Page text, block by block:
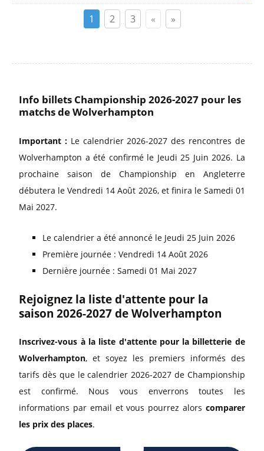
1 2 3 « »
Info billets Championship 2026-2027 pour les
matchs de Wolverhampton
Important : Le calendrier 2026-2027 des rencontres de
Wolverhampton a été confirmé le Jeudi 25 Juin 2026. La
prochaine saison de Championship en Angleterre
débutera le Vendredi 14 Août 2026, et finira le Samedi 01
Mai 2027.
Le calendrier a été annoncé le Jeudi 25 Juin 2026
Première journée : Vendredi 14 Août 2026
Dernière journée : Samedi 01 Mai 2027
Rejoignez la liste d'attente pour la
saison 2026-2027 de Wolverhampton
Inscrivez-vous à la liste d'attente pour la billetterie de
Wolverhampton, et soyez les premiers informés des
tarifs dès que le calendrier 2026-2027 de Championship
est confirmé. Nous vous enverrons toutes les
informations par email et vous pourrez alors comparer
les prix des places.